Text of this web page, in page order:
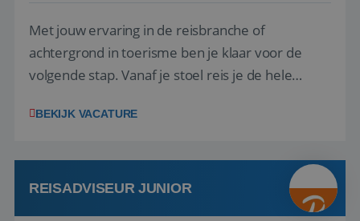
Met jouw ervaring in de reisbranche of
achtergrond in toerisme ben je klaar voor de
volgende stap. Vanaf je stoel reis je de hele
wensen van je team, je klant en wat er in de
klanten te overtuigen om die droomreis te
boeken! ...
BEKIJK VACATURE
REISADVISEUR JUNIOR